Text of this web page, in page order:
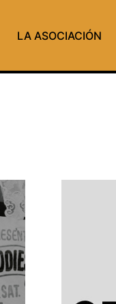
LA ASOCIACIÓN